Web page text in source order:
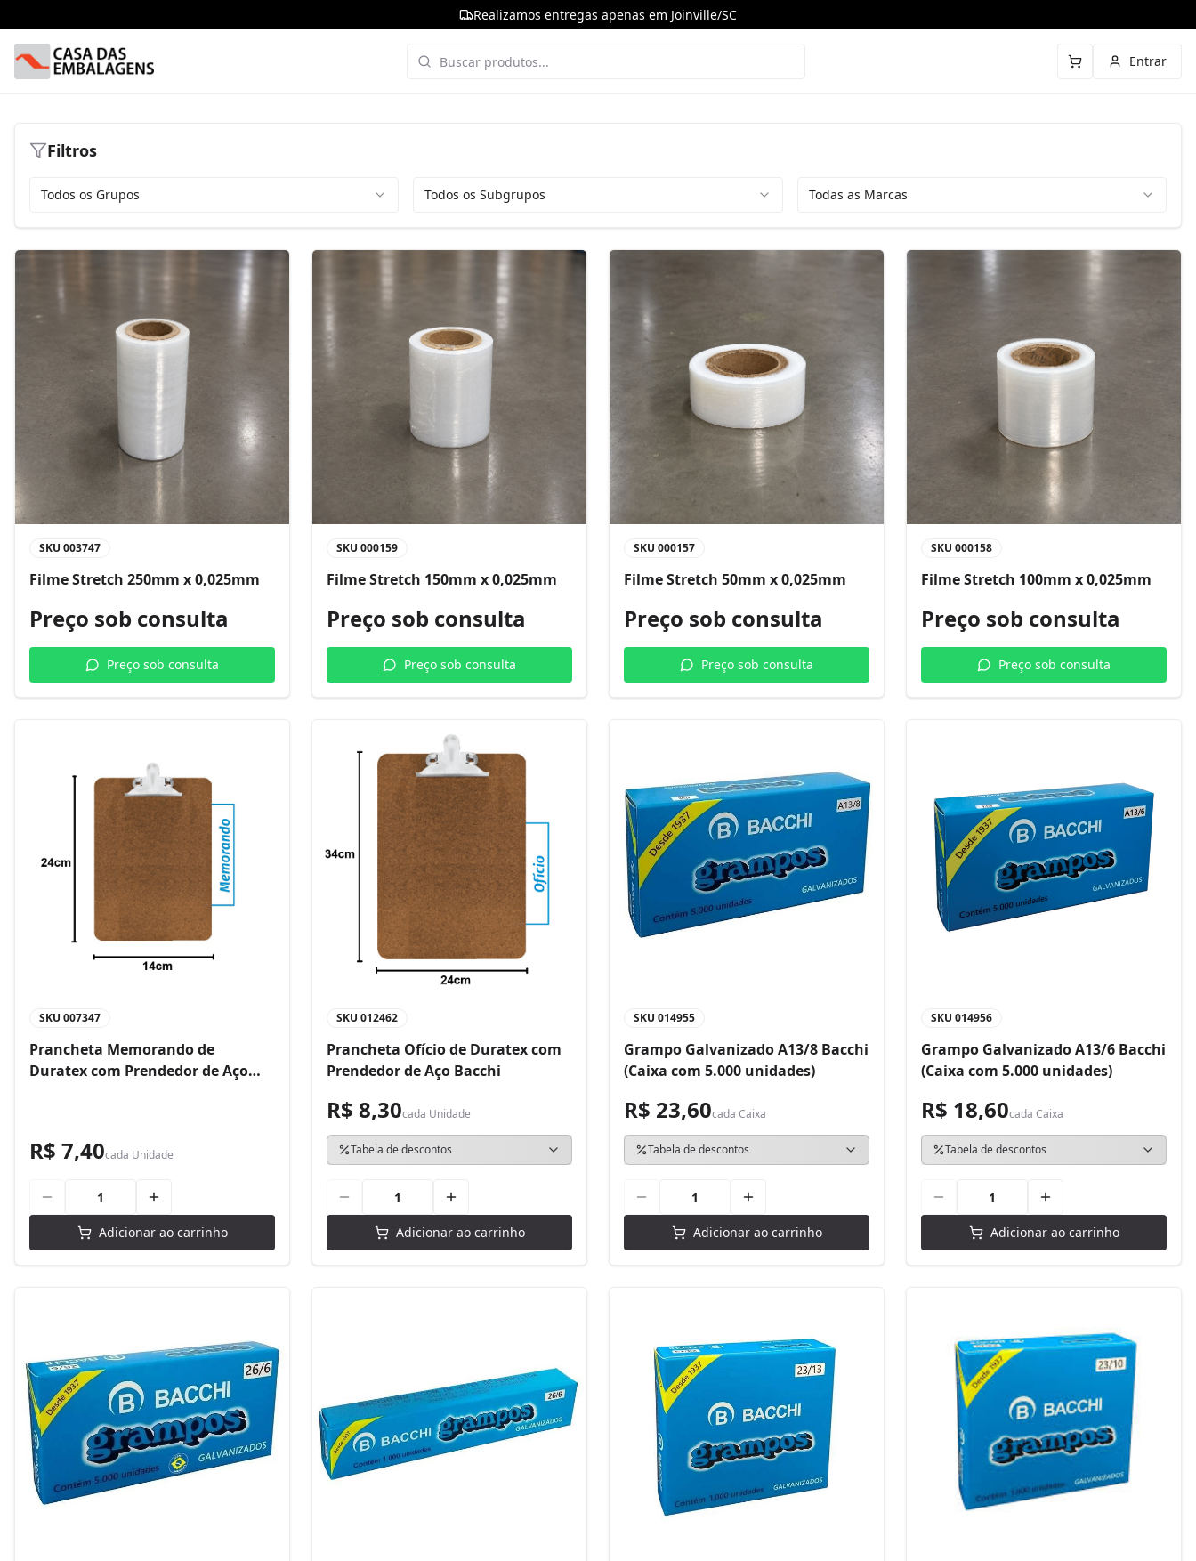
Realizamos entregas apenas em Joinville/SC
Entrar
Filtros
Todos os Grupos Todos os Subgrupos Todas as Marcas
SKU 003747
Filme Stretch 250mm x 0,025mm
Preço sob consulta
Preço sob consulta
SKU 000159
Filme Stretch 150mm x 0,025mm
Preço sob consulta
Preço sob consulta
SKU 000157
Filme Stretch 50mm x 0,025mm
Preço sob consulta
Preço sob consulta
SKU 000158
Filme Stretch 100mm x 0,025mm
Preço sob consulta
Preço sob consulta
SKU 007347
Prancheta Memorando de
Duratex com Prendedor de Aço
R$ 7,40cada Unidade
Adicionar ao carrinho
SKU 012462
Prancheta Ofício de Duratex com
Prendedor de Aço Bacchi
R$ 8,30cada Unidade
Tabela de descontos
Adicionar ao carrinho
SKU 014955
Grampo Galvanizado A13/8 Bacchi
(Caixa com 5.000 unidades)
R$ 23,60cada Caixa
Tabela de descontos
Adicionar ao carrinho
SKU 014956
Grampo Galvanizado A13/6 Bacchi
(Caixa com 5.000 unidades)
R$ 18,60cada Caixa
Tabela de descontos
Adicionar ao carrinho